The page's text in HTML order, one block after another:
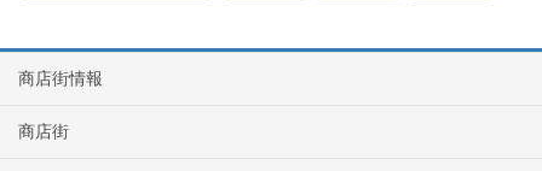
商店街情報
商店街